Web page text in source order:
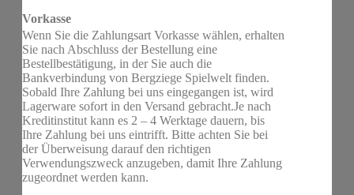
Vorkasse
Wenn Sie die Zahlungsart Vorkasse wählen, erhalten
Sie nach Abschluss der Bestellung eine
Bestellbestätigung, in der Sie auch die
Bankverbindung von Bergziege Spielwelt finden.
Sobald Ihre Zahlung bei uns eingegangen ist, wird
Lagerware sofort in den Versand gebracht.Je nach
Kreditinstitut kann es 2 – 4 Werktage dauern, bis
Ihre Zahlung bei uns eintrifft. Bitte achten Sie bei
der Überweisung darauf den richtigen
Verwendungszweck anzugeben, damit Ihre Zahlung
zugeordnet werden kann.